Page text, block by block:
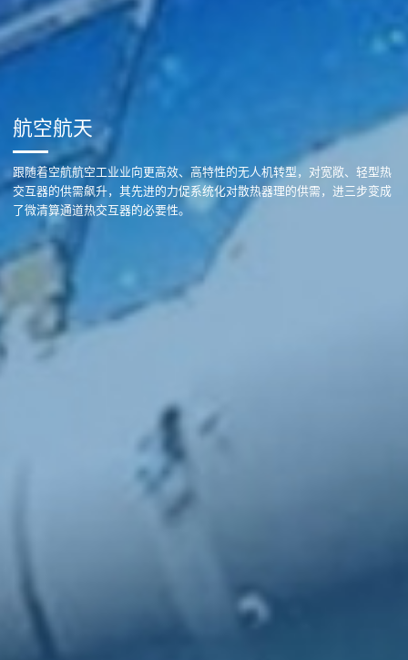
航空航天
跟随着空航航空工业业向更高效、高特性的无人机转型，对宽敞、轻型热
交互器的供需飙升，其先进的力促系统化对散热器理的供需，进三步变成
了微清算通道热交互器的必要性。